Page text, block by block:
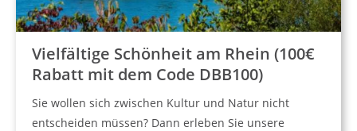
Vielfältige Schönheit am Rhein (100€
Rabatt mit dem Code DBB100)
Sie wollen sich zwischen Kultur und Natur nicht
entscheiden müssen? Dann erleben Sie unsere